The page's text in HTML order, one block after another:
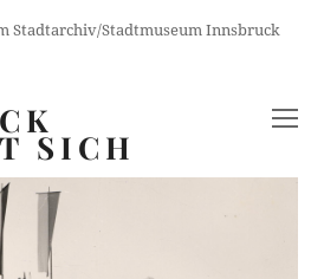
Stadtarchiv/Stadtmuseum Innsbruck
SICH